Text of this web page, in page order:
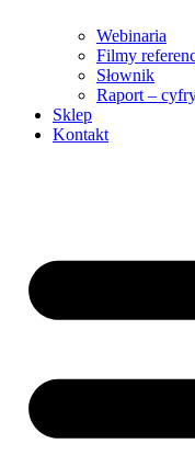
Webinaria
Filmy
Słownik
Raport –
Sklep
Kontakt